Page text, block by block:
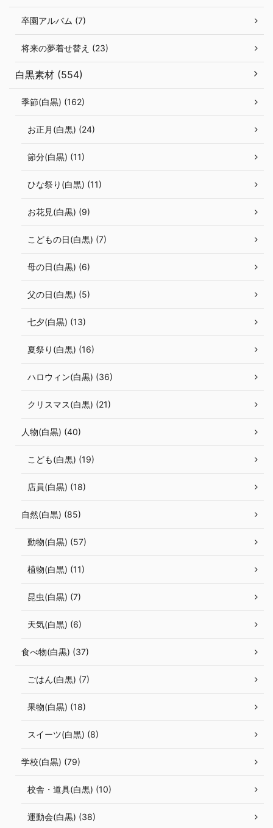
卒園アルバム (7)
将来の夢着せ替え (23)
白黒素材 (554)
季節(白黒) (162)
お正月(白黒) (24)
節分(白黒) (11)
ひな祭り(白黒) (11)
お花見(白黒) (9)
こどもの日(白黒) (7)
母の日(白黒) (6)
父の日(白黒) (5)
七夕(白黒) (13)
夏祭り(白黒) (16)
ハロウィン(白黒) (36)
クリスマス(白黒) (21)
人物(白黒) (40)
こども(白黒) (19)
店員(白黒) (18)
自然(白黒) (85)
動物(白黒) (57)
植物(白黒) (11)
昆虫(白黒) (7)
天気(白黒) (6)
食べ物(白黒) (37)
ごはん(白黒) (7)
果物(白黒) (18)
スイーツ(白黒) (8)
学校(白黒) (79)
校舎・道具(白黒) (10)
運動会(白黒) (38)